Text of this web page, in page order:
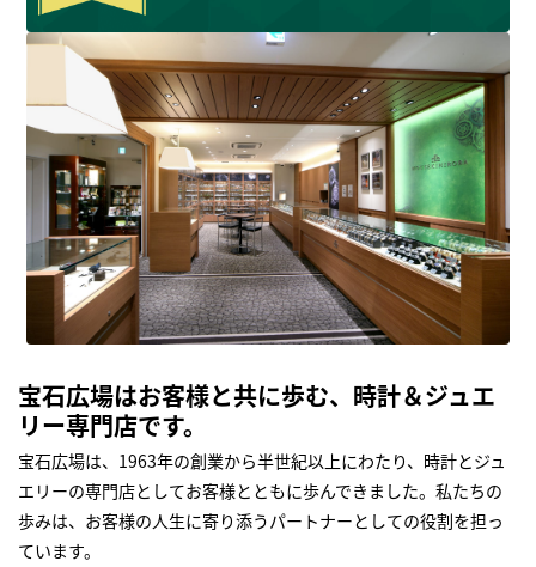
宝石広場はお客様と共に歩む、時計＆ジュエ
リー専門店です。
宝石広場は、1963年の創業から半世紀以上にわたり、時計とジュ
エリーの専門店としてお客様とともに歩んできました。私たちの
歩みは、お客様の人生に寄り添うパートナーとしての役割を担っ
ています。